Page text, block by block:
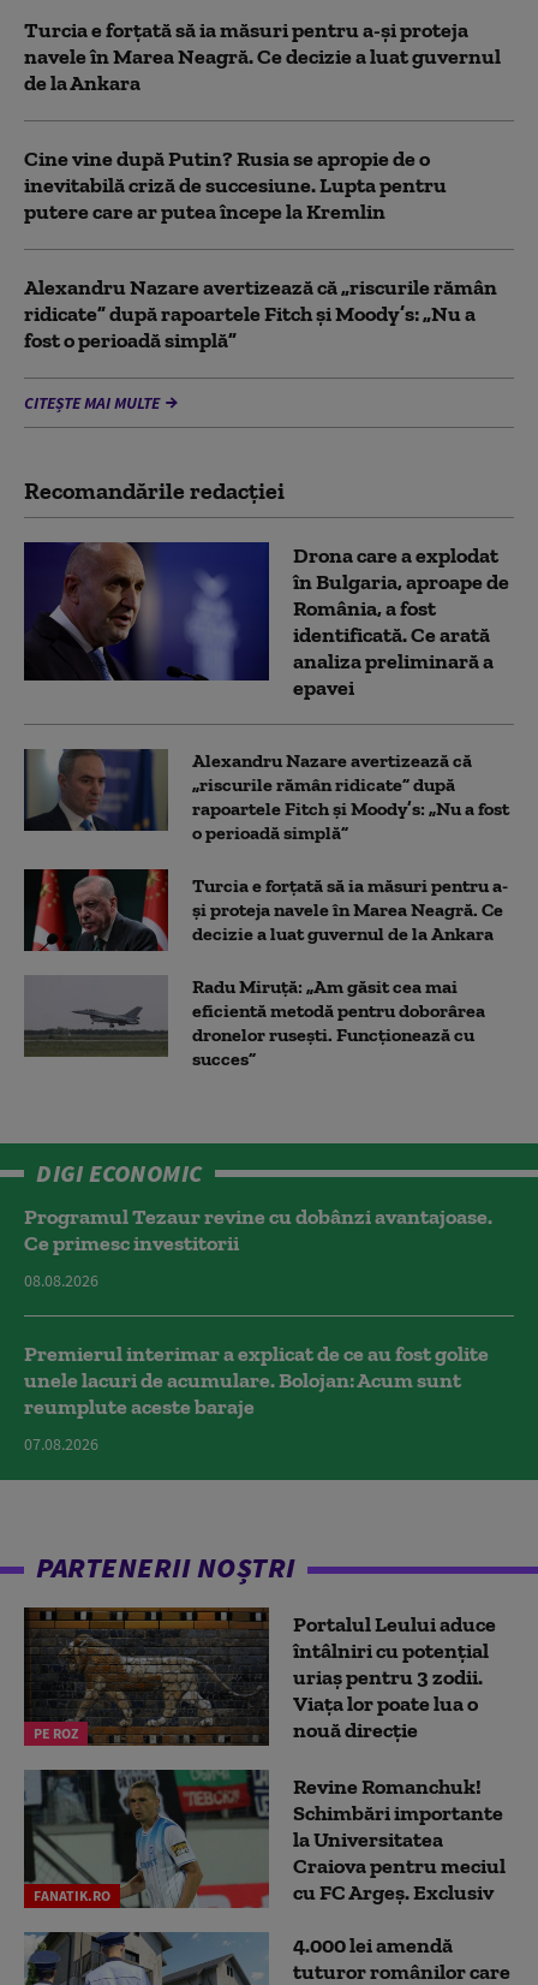
Turcia e forțată să ia măsuri pentru a-și proteja
navele în Marea Neagră. Ce decizie a luat guvernul
de la Ankara
Cine vine după Putin? Rusia se apropie de o
inevitabilă criză de succesiune. Lupta pentru
putere care ar putea începe la Kremlin
Alexandru Nazare avertizează că „riscurile rămân
ridicate” după rapoartele Fitch și Moody’s: „Nu a
fost o perioadă simplă”
CITEȘTE MAI MULTE
Recomandările redacţiei
Drona care a explodat
în Bulgaria, aproape de
România, a fost
identificată. Ce arată
analiza preliminară a
epavei
Alexandru Nazare avertizează că
„riscurile rămân ridicate” după
rapoartele Fitch și Moody’s: „Nu a fost
o perioadă simplă”
Turcia e forțată să ia măsuri pentru a-
și proteja navele în Marea Neagră. Ce
decizie a luat guvernul de la Ankara
Radu Miruță: „Am găsit cea mai
eficientă metodă pentru doborârea
dronelor rusești. Funcționează cu
succes”
DIGI ECONOMIC
Programul Tezaur revine cu dobânzi avantajoase.
Ce primesc investitorii
08.08.2026
Premierul interimar a explicat de ce au fost golite
unele lacuri de acumulare. Bolojan: Acum sunt
reumplute aceste baraje
07.08.2026
PARTENERII NOȘTRI
PE ROZ
Portalul Leului aduce
întâlniri cu potențial
uriaș pentru 3 zodii.
Viața lor poate lua o
nouă direcție
FANATIK.RO
Revine Romanchuk!
Schimbări importante
la Universitatea
Craiova pentru meciul
cu FC Argeş. Exclusiv
4.000 lei amendă
tuturor românilor care